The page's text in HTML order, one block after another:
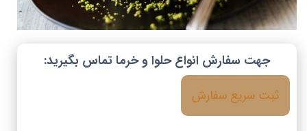
جهت سفارش انواع حلوا و خرما تماس بگیرید:
ثبت سریع سفارش